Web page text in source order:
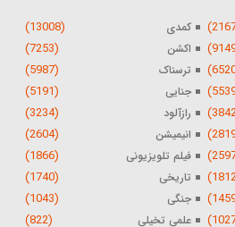
کمدی (13008)
اکشن (7253)
ترسناک (5987)
جنایی (5191)
رازآلود (3234)
انیمیشن (2604)
فیلم تلویزیونی (1866)
تاریخی (1740)
جنگی (1043)
علمی تخیلی (822)